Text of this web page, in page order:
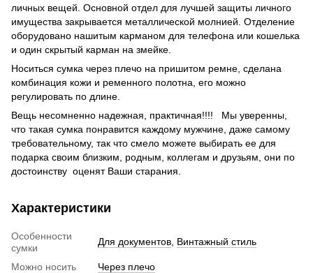
личных вещей. Основной отдел для лучшей защиты личного
имущества закрывается металлической молнией. Отделение
оборудовано нашитым карманом для телефона или кошелька
и один скрытый карман на змейке.
Носиться сумка через плечо на пришитом ремне, сделана
комбинация кожи и ременного полотна, его можно
регулировать по длине.
Вещь несомненно надежная, практичная!!!! Мы уверенны,
что такая сумка понравится каждому мужчине, даже самому
требовательному, так что смело можете выбирать ее для
подарка своим близким, родным, коллегам и друзьям, они по
достоинству оценят Ваши старания.
Характеристики
Особенности
сумки
Для документов Винтажный стиль
Можно носить
Через плечо